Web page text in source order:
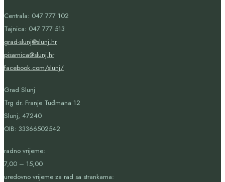
Centrala: 047 777 102
Tajnica: 047 777 513
grad-slunj@slunj.hr
pisarnica@slunj.hr
facebook.com/slunj/
Grad Slunj
Trg dr. Franje Tuđmana 12
Slunj, 47240
OIB: 33366502542
radno vrijeme:
7,00 – 15,00
uredovno vrijeme za rad sa strankama: